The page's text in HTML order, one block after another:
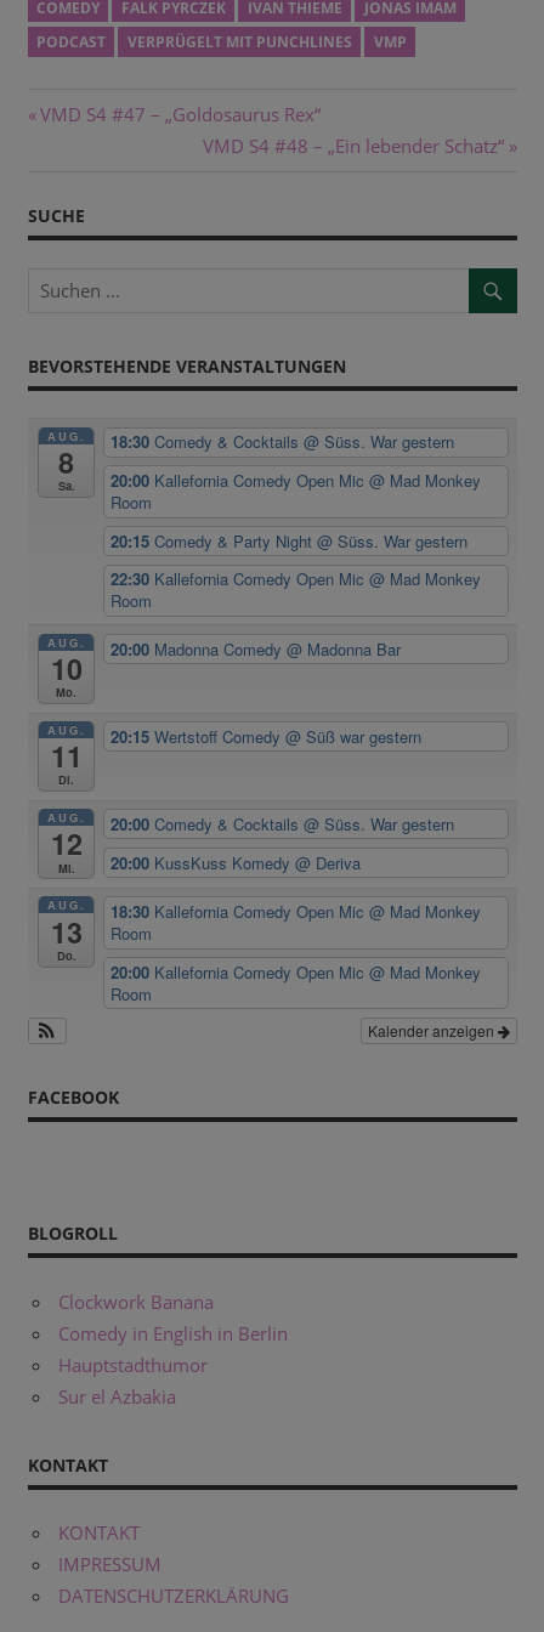
COMEDY FALK PYRCZEK IVAN THIEME
JONAS IMAM
PODCAST
VERPRÜGELT MIT PUNCHLINES VMP
Beitragsnavigation
Vorheriger
VMD S4 #47 – „Goldosaurus Rex“
Nächster
VMD S4 #48 – „Ein lebender Schatz“
SUCHE
BEVORSTEHENDE VERANSTALTUNGEN
AUG.
8
Sa.
18:30Comedy & Cocktails@ Süss. War gestern
20:00 Kallefornia Comedy Open Mic@ Mad Monkey
Room
20:15Comedy & Party Night@ Süss. War gestern
22:30 Kallefornia Comedy Open Mic@ Mad Monkey
Room
AUG.
10
Mo.
20:00 Madonna Comedy@ Madonna Bar
AUG.
11
Di.
20:15Wertstoff Comedy@ Süß war gestern
AUG.
12
Mi.
20:00Comedy & Cocktails@ Süss. War gestern
20:00 KussKuss Komedy@ Deriva
AUG.
13
Do.
18:30 Kallefornia Comedy Open Mic@ Mad Monkey
Room
20:00 Kallefornia Comedy Open Mic@ Mad Monkey
Room
Kalender anzeigen
FACEBOOK
BLOGROLL
Clockwork Banana
Comedy in English in Berlin
Hauptstadthumor
Sur el Azbakia
KONTAKT
KONTAKT
IMPRESSUM
DATENSCHUTZERKLÄRUNG